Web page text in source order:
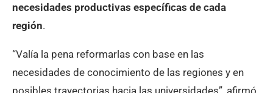
necesidades productivas específicas de cada
región.
“Valía la pena reformarlas con base en las
necesidades de conocimiento de las regiones y en
posibles trayectorias hacia las universidades”, afirmó